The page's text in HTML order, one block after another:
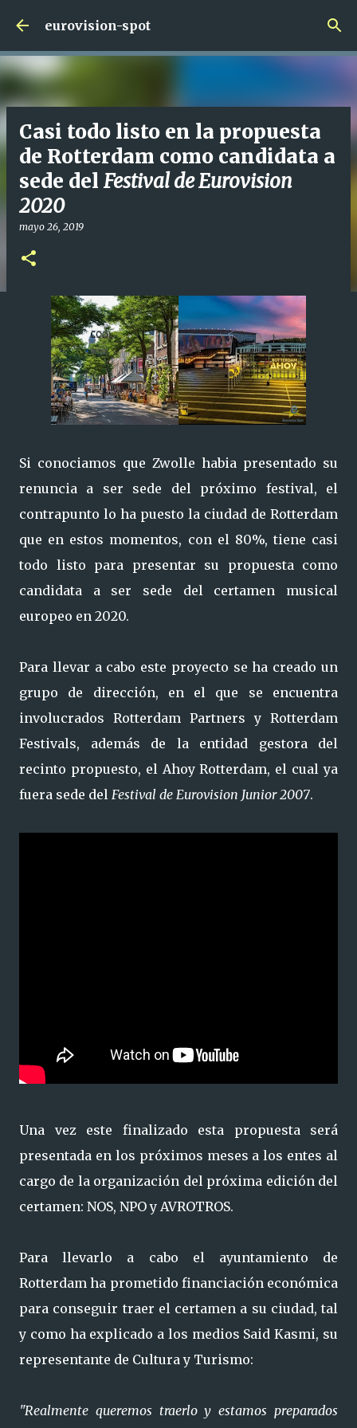
Ir al contenido principal
eurovision-spot
Casi todo listo en la propuesta
de Rotterdam como candidata a
sede del Festival de Eurovision
2020
mayo 26, 2019
Si conociamos que Zwolle habia presentado su
renuncia a ser sede del próximo festival, el
contrapunto lo ha puesto la ciudad de Rotterdam
que en estos momentos, con el 80%, tiene casi
todo listo para presentar su propuesta como
candidata a ser sede del certamen musical
europeo en 2020.
Para llevar a cabo este proyecto se ha creado un
grupo de dirección, en el que se encuentra
involucrados Rotterdam Partners y Rotterdam
Festivals, además de la entidad gestora del
recinto propuesto, el Ahoy Rotterdam, el cual ya
fuera sede del Festival de Eurovision Junior 2007.
Una vez este finalizado esta propuesta será
presentada en los próximos meses a los entes al
cargo de la organización del próxima edición del
certamen: NOS, NPO y AVROTROS.
Para llevarlo a cabo el ayuntamiento de
Rotterdam ha prometido financiación económica
para conseguir traer el certamen a su ciudad, tal
y como ha explicado a los medios Said Kasmi, su
representante de Cultura y Turismo:
"Realmente queremos traerlo y estamos preparados